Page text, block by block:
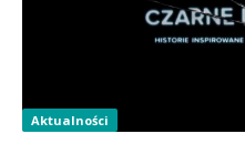
Aktualności